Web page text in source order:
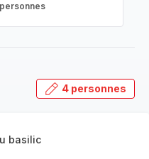
personnes
4 personnes
basilic